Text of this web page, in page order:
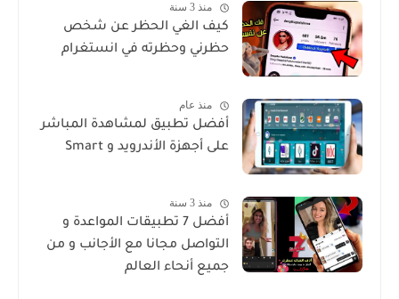
منذ 3 سنة
كيف الغي الحظر عن شخص
حظرني وحظرته في انستغرام
منذ عام
أفضل تطبيق لمشاهدة المباشر
على أجهزة الأندرويد و Smart
منذ 3 سنة
أفضل 7 تطبيقات المواعدة و
التواصل مجانا مع الأجانب و من
جميع أنحاء العالم